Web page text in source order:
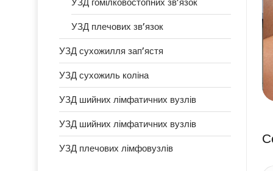
УЗД плечових зв’язок
УЗД сухожилля зап’ястя
УЗД сухожиль коліна
УЗД шийних лімфатичних вузлів
УЗД шийних лімфатичних вузлів
УЗД плечових лімфовузлів